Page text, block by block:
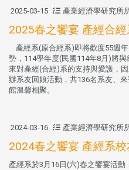
2025-03-15 產業經濟學研究所
2025春之饗宴 產經合
產經系(原合經系)即將歡度55週
勢，114學年度(民國114年8月)將
來對產經(合經)系的支持與愛護，
辦系友回娘活動，共136名系友、
館溫馨相聚。
2024-03-16 產業經濟學研究所
2024春之饗宴 產經系
產經系於3月16日(六)春之饗宴活